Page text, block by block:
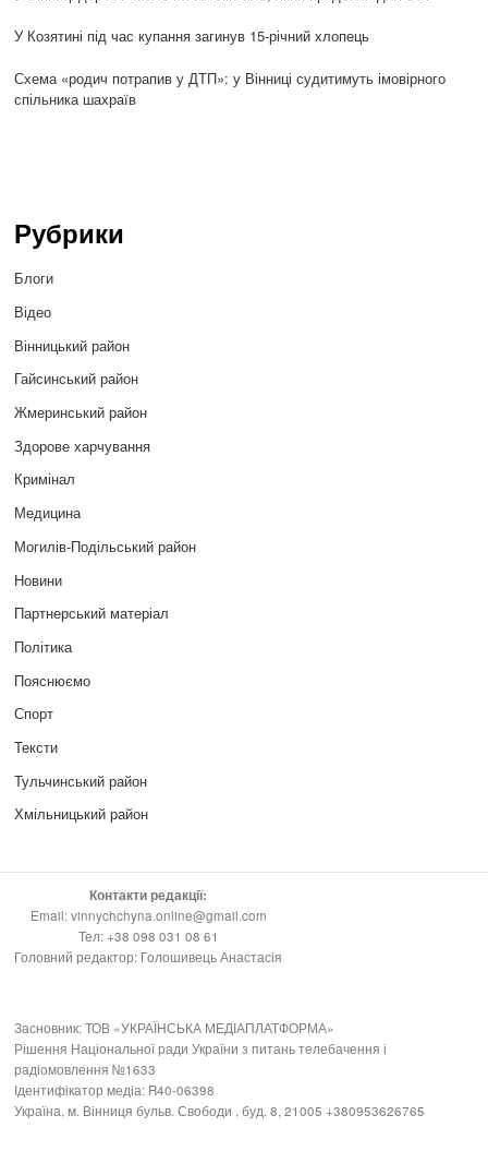
У Козятині під час купання загинув 15-річний хлопець
Схема «родич потрапив у ДТП»: у Вінниці судитимуть імовірного
спільника шахраїв
Рубрики
Блоги
Відео
Вінницький район
Гайсинський район
Жмеринський район
Здорове харчування
Кримінал
Медицина
Могилів-Подільський район
Новини
Партнерський матеріал
Політика
Пояснюємо
Спорт
Тексти
Тульчинський район
Хмільницький район
Контакти редакції:
Email: vinnychchyna.online@gmail.com
Тел: +38 098 031 08 61
Головний редактор: Голошивець Анастасія
Засновник: ТОВ «УКРАЇНСЬКА МЕДІАПЛАТФОРМА»
Рішення Національної ради України з питань телебачення і
радіомовлення №1633
Ідентифікатор медіа: R40-06398
Україна, м. Вінниця бульв. Свободи , буд. 8, 21005 +380953626765